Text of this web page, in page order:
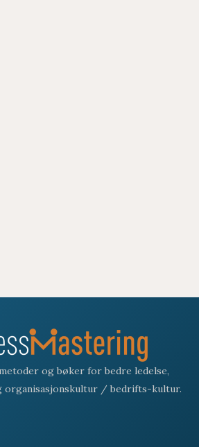
og bøker for bedre ledelse,
organisasjonskultur / bedrifts-kultur.